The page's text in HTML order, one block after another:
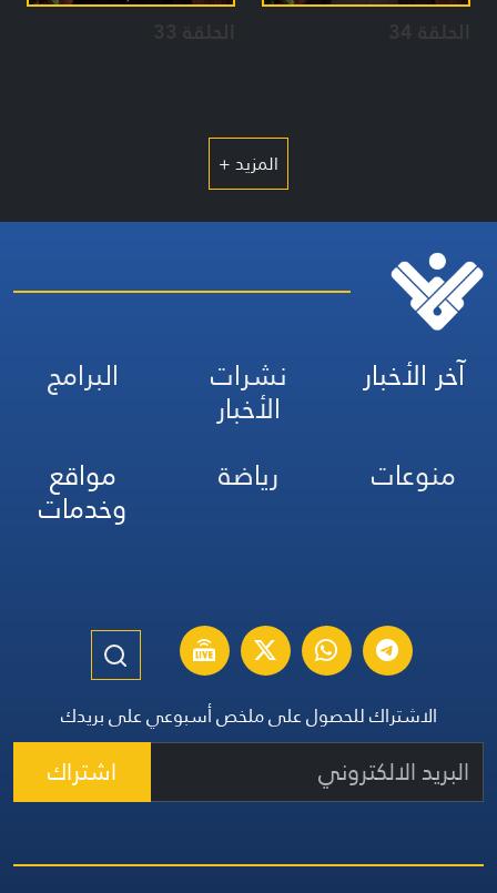
الحلقة 34 الحلقة 33
المزيد +
آخر الأخبار نشرات
الأخبار
البرامج
منوعات
رياضة مواقع
وخدمات
الاشتراك للحصول على ملخص أسبوعي على بريدك
اشتراك